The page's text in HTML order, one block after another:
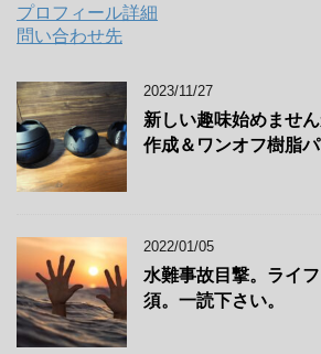
プロフィール詳細
問い合わせ先
2023/11/27
新しい趣味始めませ
作成＆ワンオフ樹脂
2022/01/05
水難事故目撃。ライ
須。一読下さい。